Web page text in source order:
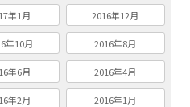
年1月 2016年12月
年10月 2016年8月
年6月 2016年4月
年2月 2016年1月